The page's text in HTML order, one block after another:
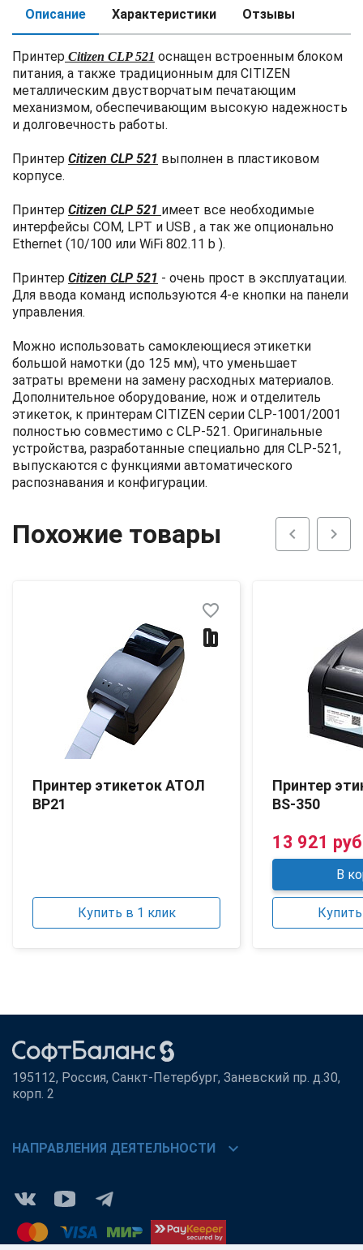
Описание Характеристики Отзывы
Принтер Citizen CLP 521 оснащен встроенным блоком
питания, а также традиционным для CITIZEN
металлическим двустворчатым печатающим
механизмом, обеспечивающим высокую надежность
и долговечность работы.
Принтер Citizen CLP 521 выполнен в пластиковом
корпусе.
Принтер Citizen CLP 521 имеет все необходимые
интерфейсы СОМ, LPT и USB , а так же опционально
Ethernet (10/100 или WiFi 802.11 b ).
Принтер Citizen CLP 521 - очень прост в эксплуатации.
Для ввода команд используются 4-е кнопки на панели
управления.
Можно использовать самоклеющиеся этикетки
большой намотки (до 125 мм), что уменьшает
затраты времени на замену расходных материалов.
Дополнительное оборудование, нож и отделитель
этикеток, к принтерам CITIZEN серии CLP-1001/2001
полностью совместимо с CLP-521. Оригинальные
устройства, разработанные специально для CLP-521,
выпускаются с функциями автоматического
распознавания и конфигурации.
Похожие товары chevron_left chevron_right
Принтер этикеток АТОЛ
BP21
favorite_border
Купить в 1 клик
Принтер
BS-350
13 921
В
195112, Россия, Санкт-Петербург, Заневский пр. д.30,
корп. 2
НАПРАВЛЕНИЯ ДЕЯТЕЛЬНОСТИ chevron_right